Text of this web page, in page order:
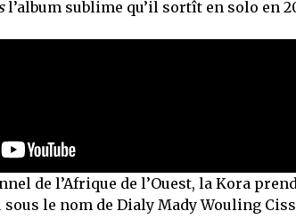
l’album sublime qu’il sortît en solo en
de l’Afrique de l’Ouest, la Kora
le nom de Dialy Mady Wouling